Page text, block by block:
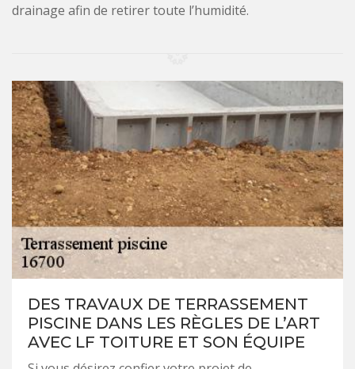
drainage afin de retirer toute l’humidité.
DES TRAVAUX DE TERRASSEMENT
PISCINE DANS LES RÈGLES DE L’ART
AVEC LF TOITURE ET SON ÉQUIPE